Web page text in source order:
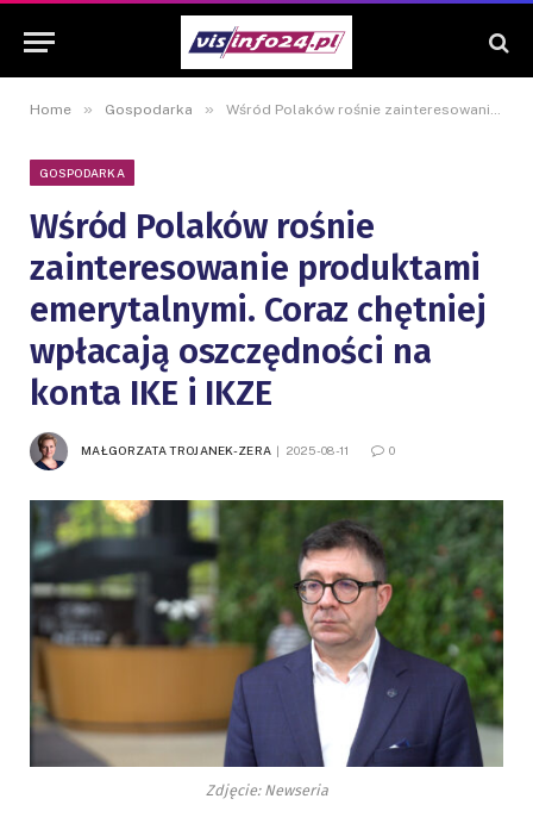
Home » Gospodarka » Wśród Polaków rośnie zainteresowanie produktami emerytalnymi. Coraz chętniej wpłacają oszczędności na konta IKE i IKZE
GOSPODARKA
Wśród Polaków rośnie
zainteresowanie produktami
emerytalnymi. Coraz chętniej
wpłacają oszczędności na
konta IKE i IKZE
MAŁGORZATA TROJANEK-ZERA 2025-08-11 0
Zdjęcie: Newseria